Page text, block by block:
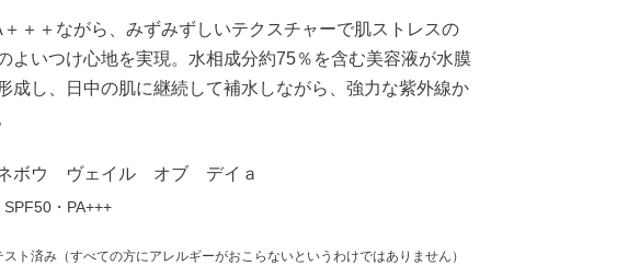
＋＋ながら、みずみずしいテクスチャーで肌ストレスの
よいつけ心地を実現。水相成分約75％を含む美容液が水膜
成し、日中の肌に継続して補水しながら、強力な紫外線か
ボウ ヴェイル オブ デイａ
・PA+++
スト済み（すべての方にアレルギーがおこらないというわけではありません）